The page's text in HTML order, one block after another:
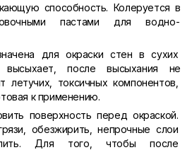
способность. Колеруется в
пастами для водно-
для окраски стен в сухих
высыхает, после высыхания не
токсичных компонентов,
к применению.
поверхность перед окраской.
обезжирить, непрочные слои
Для того, чтобы после